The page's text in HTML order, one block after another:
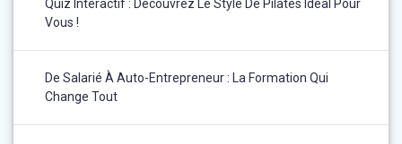
Quiz Interactif : Découvrez Le Style De Pilates Idéal Pour
Vous !
De Salarié À Auto-Entrepreneur : La Formation Qui
Change Tout